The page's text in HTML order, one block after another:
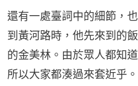
還有一處臺詞中的細節，
到黃河路時，他先來到的
的金美林。由於眾人都知
所以大家都湊過來套近乎